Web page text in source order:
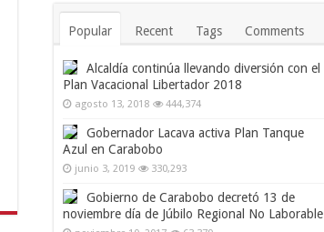
Popular Recent Tags Comments
Alcaldía continúa llevando diversión con el
Plan Vacacional Libertador 2018
agosto 13, 2018 444,374
Gobernador Lacava activa Plan Tanque
Azul en Carabobo
junio 3, 2019 330,293
Gobierno de Carabobo decretó 13 de
noviembre día de Júbilo Regional No Laborable